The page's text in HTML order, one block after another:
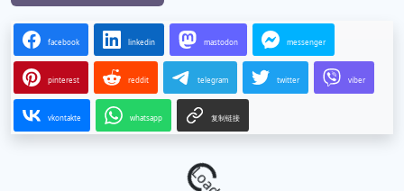
facebook linkedin mastodon messenger
pinterest reddit telegram twitter viber
vkontakte whatsapp 复制链接
Loading...